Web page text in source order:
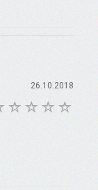
26.10.2018